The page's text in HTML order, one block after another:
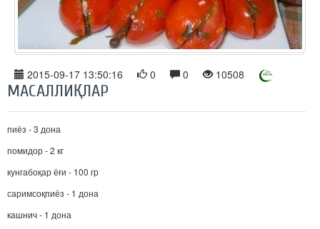
2015-09-17 13:50:16 0 0 10508
МАСАЛЛИҚЛАР
пиёз - 3 дона
помидор - 2 кг
кунгабоқар ёғи - 100 гр
саримсоқпиёз - 1 дона
кашнич - 1 дона